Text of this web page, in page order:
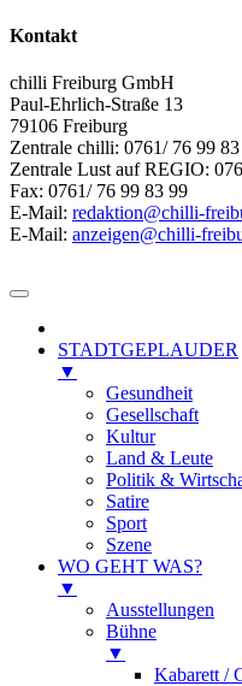
Kontakt
chilli Freiburg GmbH
Paul-Ehrlich-Straße 13
79106 Freiburg
Zentrale chilli: 0761/ 76 99
Zentrale Lust auf REGIO:
Fax: 0761/ 76 99 83 99
E-Mail: redaktion@chilli-
E-Mail: anzeigen@chilli-
STADTGEPLAUDER
▼
Gesundheit
Gesellschaft
Kultur
Land & Leute
Politik &
Satire
Sport
Szene
WO GEHT WAS?
▼
Ausstellungen
Bühne
▼
Kabarett /